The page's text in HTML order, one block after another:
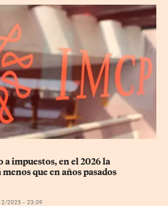
impuestos, en el 2026 la
que en años pasados
2025 - 23:09